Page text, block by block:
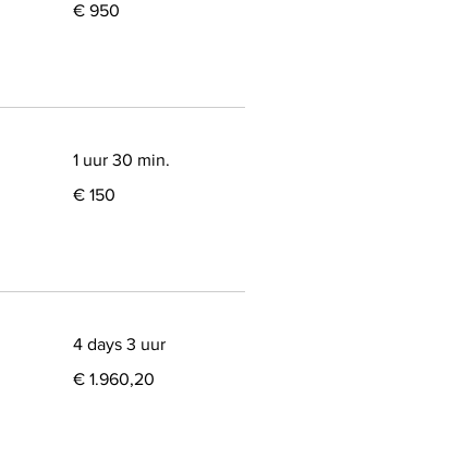
euro
€ 950
1 uur 30 min.
euro
€ 150
4 days 3 uur
euro
€ 1.960,20